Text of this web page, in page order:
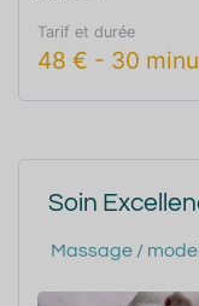
Tarif et durée
48 € - 30
Soin
Massage /